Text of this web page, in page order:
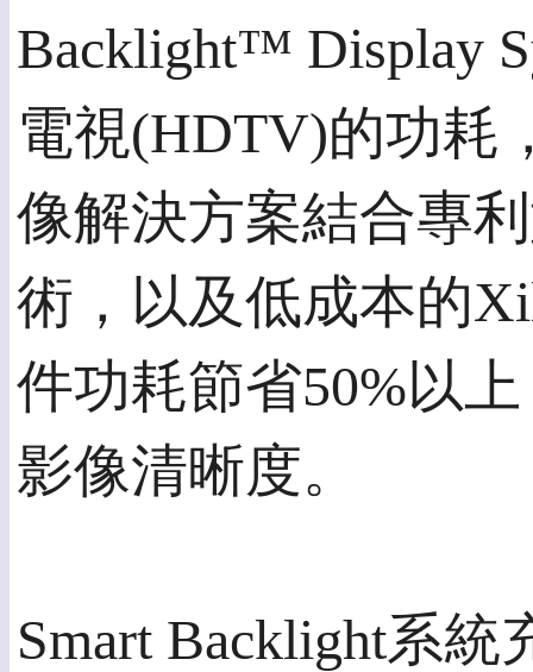
Backlight™ Display
電視(HDTV)的功耗
像解決方案結合專
術，以及低成本的
件功耗節省50%以
影像清晰度。
Smart Backlight系統